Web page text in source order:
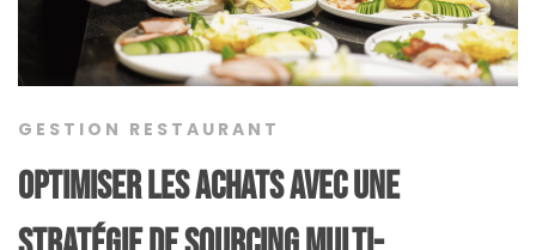
GESTION RESTAURANT
Optimiser les achats avec une